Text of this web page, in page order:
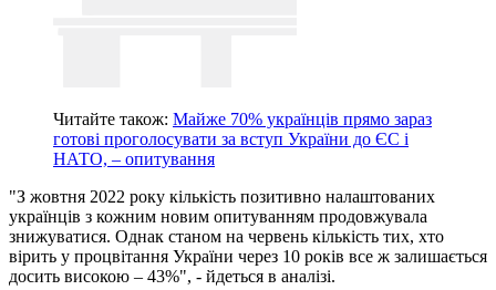
Читайте також: Майже 70% українців прямо зараз
готові проголосувати за вступ України до ЄС і
НАТО, – опитування
"З жовтня 2022 року кількість позитивно налаштованих
українців з кожним новим опитуванням продовжувала
знижуватися. Однак станом на червень кількість тих, хто
вірить у процвітання України через 10 років все ж залишається
досить високою – 43%", - йдеться в аналізі.